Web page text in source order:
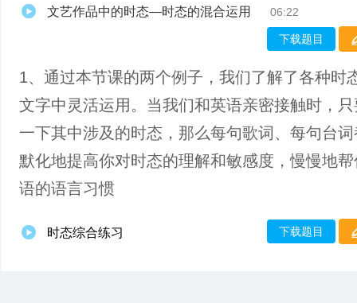
文艺作品中的时态—时态的混合运用 06:22
下载题目
1、通过本节课的两个例子，我们了解了各种时
文字中灵活运用。当我们和英语亲密接触时，
一下其中涉及的时态，那么每句歌词、每句台
默化地提高你对时态的理解和敏感度，慢慢地
语的语言习惯
时态综合练习 下载题目